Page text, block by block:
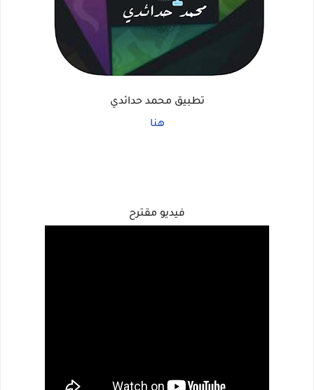
تطبيق محمد حدائدي
هنا
فيديو مقترح